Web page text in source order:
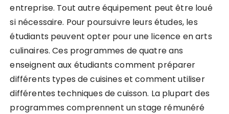
entreprise. Tout autre équipement peut être loué
si nécessaire. Pour poursuivre leurs études, les
étudiants peuvent opter pour une licence en arts
culinaires. Ces programmes de quatre ans
enseignent aux étudiants comment préparer
différents types de cuisines et comment utiliser
différentes techniques de cuisson. La plupart des
programmes comprennent un stage rémunéré